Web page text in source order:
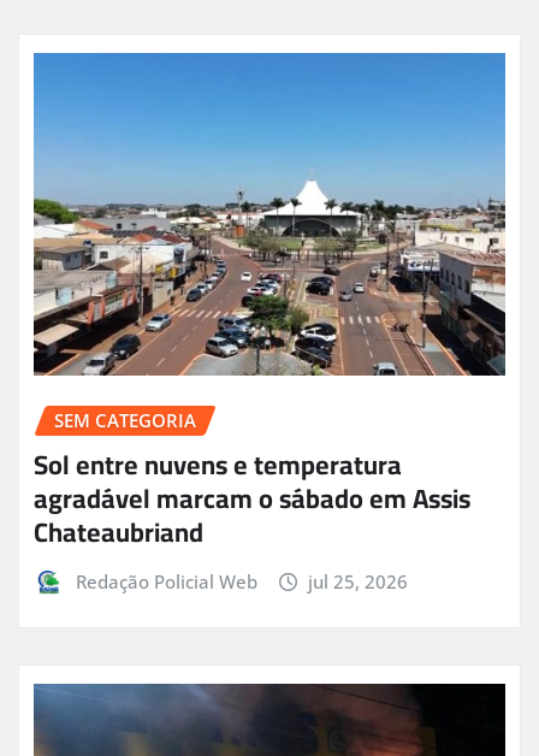
SEM CATEGORIA
Sol entre nuvens e temperatura
agradável marcam o sábado em Assis
Chateaubriand
Redação Policial Web jul 25, 2026